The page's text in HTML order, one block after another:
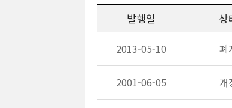
발행일 상
2013-05-10 폐
2001-06-05 개